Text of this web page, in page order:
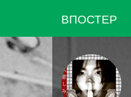
ВПОСТЕР